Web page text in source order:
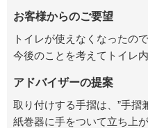
お客様からのご要望
トイレが使えなくなったの
今後のことを考えてトイレ
アドバイザーの提案
取り付けする手摺は、”手摺
紙巻器に手をついて立ち上